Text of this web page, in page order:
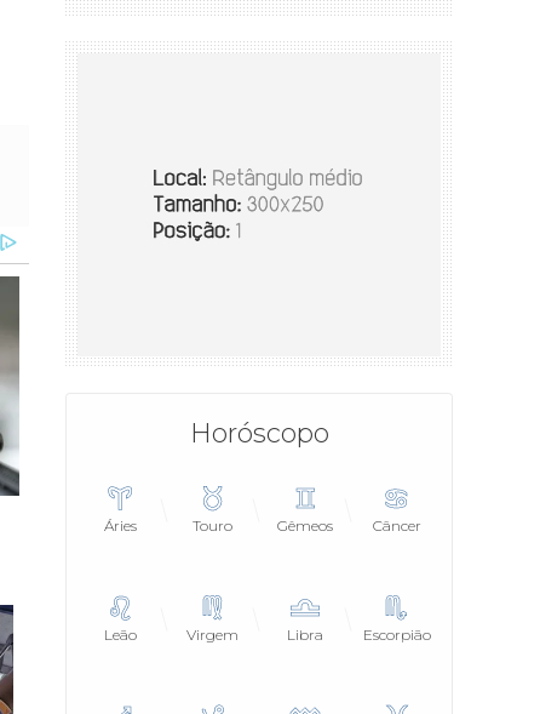
Horóscopo
Áries Touro Gêmeos Câncer
Leão Virgem Libra Escorpião